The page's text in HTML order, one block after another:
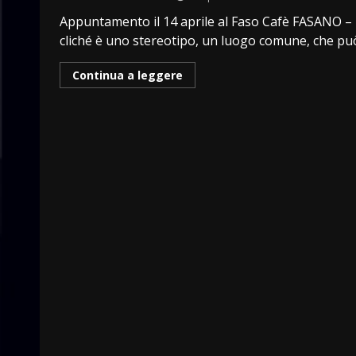
Appuntamento il 14 aprile al Faso Cafè FASANO –
cliché è uno stereotipo, un luogo comune, che
Continua a leggere